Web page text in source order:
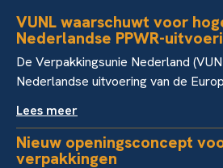
VUNL waarschuwt voor
Nederlandse PPWR-
De Verpakkingsunie Nederland
Nederlandse uitvoering van de
Lees meer
Nieuw openingsconcept
verpakkingen